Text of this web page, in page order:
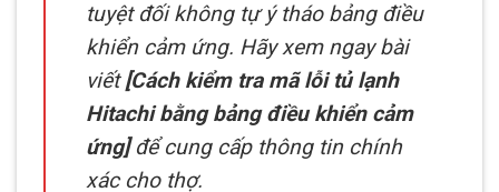
tuyệt đối không tự ý tháo bảng điều
khiển cảm ứng. Hãy xem ngay bài
viết[Cách kiểm tra mã lỗi tủ lạnh
Hitachi bằng bảng điều khiển cảm
ứng]để cung cấp thông tin chính
xác cho thợ.